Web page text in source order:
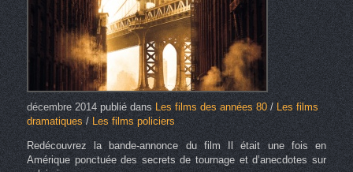
décembre 2014publié dans Les films des années 80/Les films
dramatiques/Les films policiers
Redécouvrez la bande-annonce du film Il était une fois en
Amérique ponctuée des secrets de tournage et d’anecdotes sur